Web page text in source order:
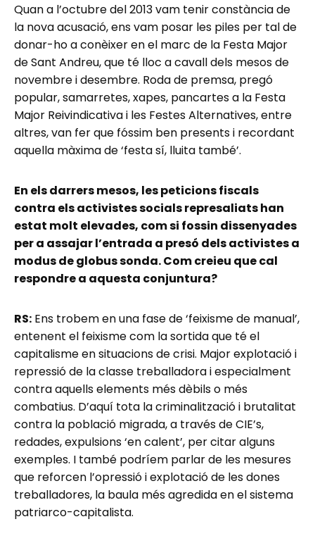
Quan a l’octubre del 2013 vam tenir constància de
la nova acusació, ens vam posar les piles per tal de
donar-ho a conèixer en el marc de la Festa Major
de Sant Andreu, que té lloc a cavall dels mesos de
novembre i desembre. Roda de premsa, pregó
popular, samarretes, xapes, pancartes a la Festa
Major Reivindicativa i les Festes Alternatives, entre
altres, van fer que fóssim ben presents i recordant
aquella màxima de ‘festa sí, lluita també’.
En els darrers mesos, les peticions fiscals
contra els activistes socials represaliats han
estat molt elevades, com si fossin dissenyades
per a assajar l’entrada a presó dels activistes a
modus de globus sonda. Com creieu que cal
respondre a aquesta conjuntura?
RS: Ens trobem en una fase de ‘feixisme de manual’,
entenent el feixisme com la sortida que té el
capitalisme en situacions de crisi. Major explotació i
repressió de la classe treballadora i especialment
contra aquells elements més dèbils o més
combatius. D’aquí tota la criminalització i brutalitat
contra la població migrada, a través de CIE’s,
redades, expulsions ‘en calent’, per citar alguns
exemples. I també podríem parlar de les mesures
que reforcen l’opressió i explotació de les dones
treballadores, la baula més agredida en el sistema
patriarco-capitalista.